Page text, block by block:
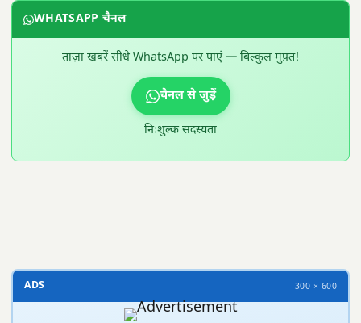
WHATSAPP चैनल
ताज़ा खबरें सीधे WhatsApp पर पाएं — बिल्कुल मुफ़्त!
चैनल से जुड़ें
निःशुल्क सदस्यता
ADS 300 × 600